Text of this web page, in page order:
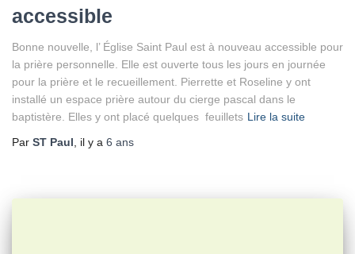
accessible
Bonne nouvelle, l’ Église Saint Paul est à nouveau accessible pour
la prière personnelle. Elle est ouverte tous les jours en journée
pour la prière et le recueillement. Pierrette et Roseline y ont
installé un espace prière autour du cierge pascal dans le
baptistère. Elles y ont placé quelques feuillets Lire la suite
Par ST Paul , il y a 6 ans